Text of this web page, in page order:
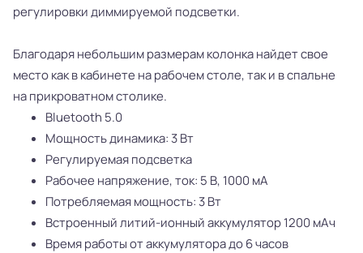
регулировки диммируемой подсветки.
Благодаря небольшим размерам колонка найдет свое
место как в кабинете на рабочем столе, так и в спальне
на прикроватном столике.
Bluetooth 5.0
Мощность динамика: 3 Вт
Регулируемая подсветка
Рабочее напряжение, ток: 5 В, 1000 мА
Потребляемая мощность: 3 Вт
Встроенный литий-ионный аккумулятор 1200 мАч
Время работы от аккумулятора до 6 часов